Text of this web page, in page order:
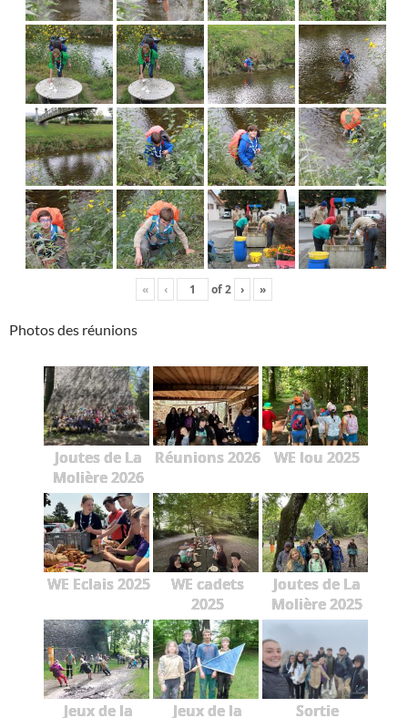
« ‹ of2 › »
Photos des réunions
Joutes de La
Molière 2026
Réunions 2026 WE lou 2025
WE Eclais 2025
WE cadets
2025
Joutes de La
Molière 2025
Jeux de la Jeux de la Sortie